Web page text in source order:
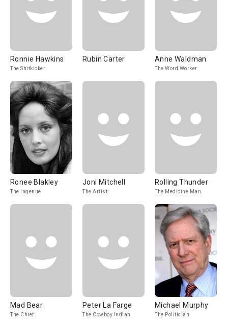
Ronnie Hawkins
The Shitkicker
Rubin Carter Anne Waldman
The Word Worker
Ronee Blakley
The Ingenue
Joni Mitchell
The Artist
Rolling Thunder
The Medicine Man
Mad Bear
The Chief
Peter La Farge
The Cowboy Indian
Michael Murphy
The Politician